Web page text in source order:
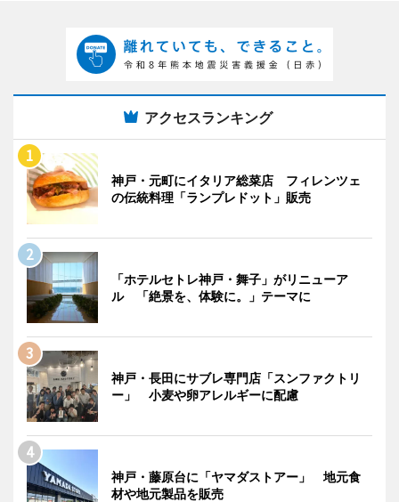
アクセスランキング
神戸・元町にイタリア総菜店 フィレンツェ
の伝統料理「ランプレドット」販売
「ホテルセトレ神戸・舞子」がリニューア
ル 「絶景を、体験に。」テーマに
神戸・長田にサブレ専門店「スンファクトリ
ー」 小麦や卵アレルギーに配慮
神戸・藤原台に「ヤマダストアー」 地元食
材や地元製品を販売